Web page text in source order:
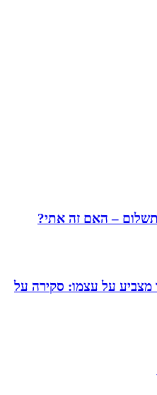
– האם זה אתי?
על עצמו: סקירה על